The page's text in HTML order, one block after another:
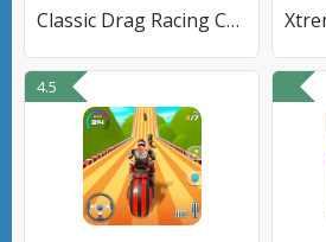
Classic Drag Racing Car Game
4.5